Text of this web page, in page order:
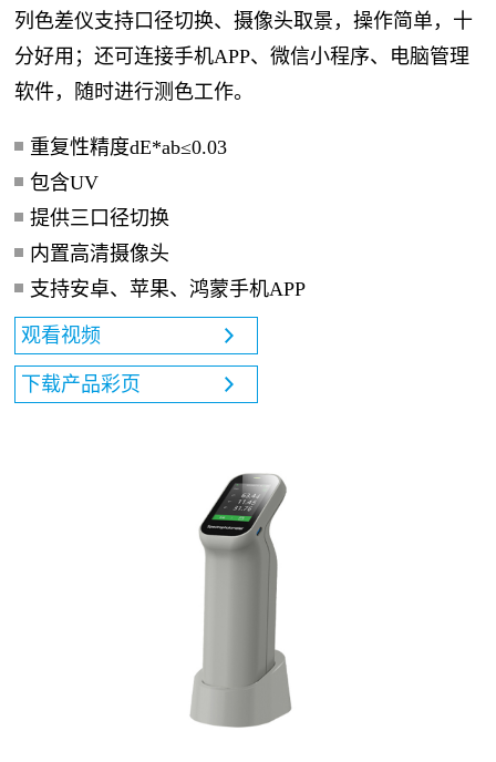
列色差仪支持口径切换、摄像头取景，操作简单，十
分好用；还可连接手机APP、微信小程序、电脑管理
软件，随时进行测色工作。
重复性精度dE*ab≤0.03
包含UV
提供三口径切换
内置高清摄像头
支持安卓、苹果、鸿蒙手机APP
观看视频
下载产品彩页